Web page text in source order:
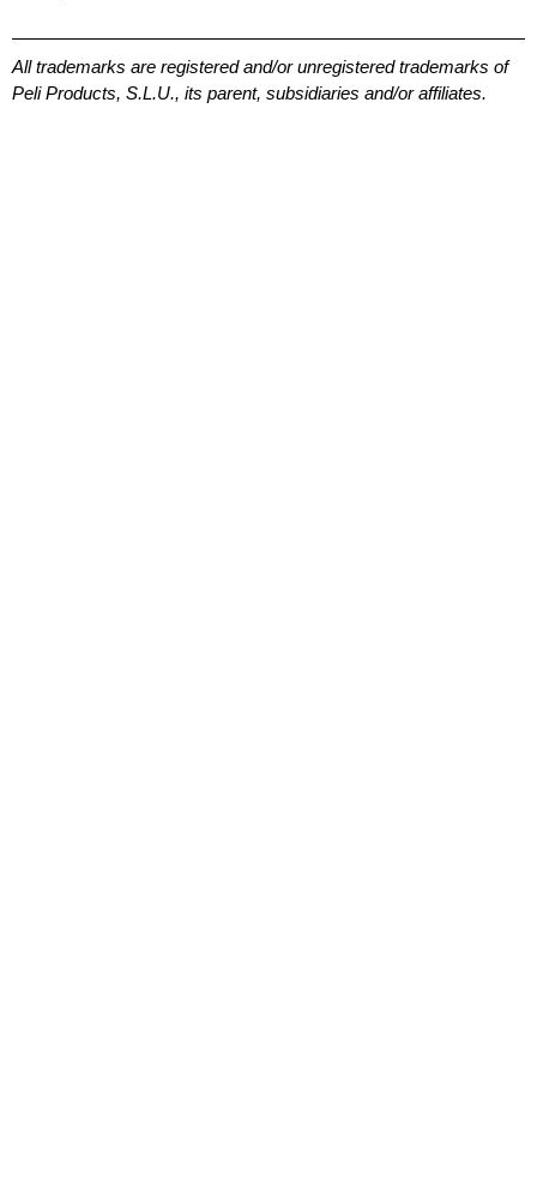
All trademarks are registered and/or unregistered trademarks of
Peli Products, S.L.U., its parent, subsidiaries and/or affiliates.